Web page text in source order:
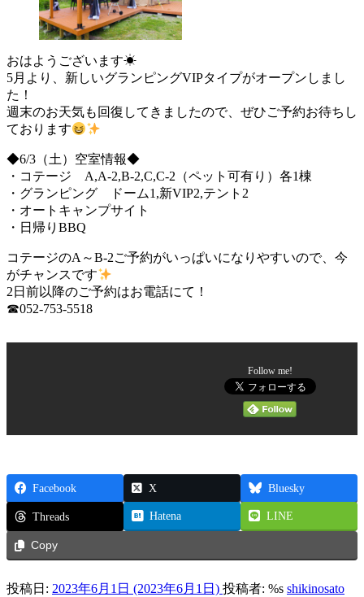
おはようございます☀
5月より、新しいグランピングVIPタイプがオープンしまし
た！
週末のお天気も回復してきましたので、ぜひご予約お待ちし
ております
◆6/3（土）空室情報◆
・コテージ A,A-2,B-2,C,C-2（ペット可有り）各1棟
・グランピング ドーム1,新VIP2,テント2
・オートキャンプサイト
・日帰りBBQ
コテージのA～B-2ご予約がいっぱいになりやすいので、今
がチャンスです
2日前以降のご予約はお電話にて！
☎052-753-5518
Follow me!
Facebook X Bluesky
Threads Hatena LINE
Copy
投稿日: 2023年6月1日 (2023年6月1日) 投稿者: %s shikinosato